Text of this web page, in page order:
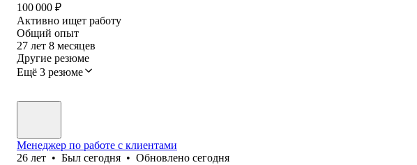
100 000 ₽
Активно ищет работу
Общий опыт
27 лет 8 месяцев
Другие резюме
Ещё 3 резюме
Менеджер по работе с клиентами
26 лет • Был сегодня • Обновлено сегодня